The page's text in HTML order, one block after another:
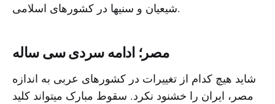
شیعیان و سنیها در کشورهای اسلامی.
مصر؛ ادامه سردی سی ساله
شاید هیچ کدام از تغییرات در کشورهای عربی به اندازه
مصر، ایران را خشنود نکرد. سقوط مبارک میتواند کلید